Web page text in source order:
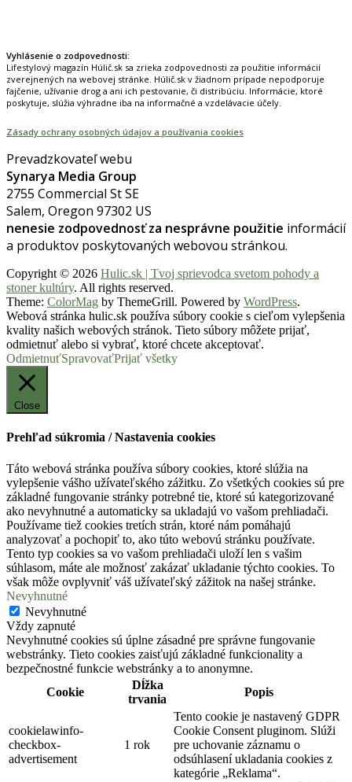
Vyhlásenie o zodpovednosti:
Lifestylový magazín Húlič.sk sa zrieka zodpovednosti za použitie informácií
zverejnených na webovej stránke. Húlič.sk v žiadnom prípade nepodporuje
fajčenie, užívanie drog a ani ich pestovanie, či distribúciu. Informácie, ktoré
poskytuje, slúžia výhradne iba na informačné a vzdelávacie účely.
Zásady ochrany osobných údajov a používania cookies
Prevadzkovateľ webu
Synarya Media Group
2755 Commercial St SE
Salem, Oregon 97302 US
nenesie zodpovednosť za nesprávne použitie informácií
a produktov poskytovaných webovou stránkou.
Copyright © 2026 Hulic.sk | Tvoj sprievodca svetom pohody a
stoner kultúry. All rights reserved.
Theme: ColorMag by ThemeGrill. Powered by WordPress.
Webová stránka hulic.sk používa súbory cookie s cieľom vylepšenia
kvality našich webových stránok. Tieto súbory môžete prijať,
odmietnuť alebo si vybrať, ktoré chcete akceptovať.
OdmietnuťSpravovaťPrijať všetky
Close
Prehľad súkromia / Nastavenia cookies
Táto webová stránka používa súbory cookies, ktoré slúžia na
vylepšenie vášho užívateľského zážitku. Zo všetkých cookies sú pre
základné fungovanie stránky potrebné tie, ktoré sú kategorizované
ako nevyhnutné a automaticky sa ukladajú vo vašom prehliadači.
Používame tiež cookies tretích strán, ktoré nám pomáhajú
analyzovať a pochopiť to, ako túto webovú stránku používate.
Tento typ cookies sa vo vašom prehliadači uloží len s vašim
súhlasom, máte ale možnosť zakázať ukladanie týchto cookies. To
však môže ovplyvniť váš užívateľský zážitok na našej stránke.
Nevyhnutné
Nevyhnutné
Vždy zapnuté
Nevyhnutné cookies sú úplne zásadné pre správne fungovanie
webstránky. Tieto cookies zaisťujú základné funkcionality a
bezpečnostné funkcie webstránky a to anonymne.
Cookie
Dĺžka
trvania
Popis
cookielawinfo-
checkbox-
advertisement
1 rok
Tento cookie je nastavený GDPR
Cookie Consent pluginom. Slúži
pre uchovanie záznamu o
odsúhlasení ukladania cookies z
kategórie „Reklama“.